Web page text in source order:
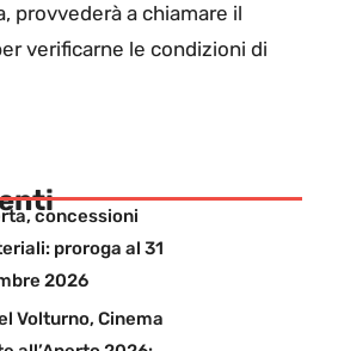
provvederà a chiamare il
verificarne le condizioni di
concessioni
proroga al 31
2026
Volturno, Cinema